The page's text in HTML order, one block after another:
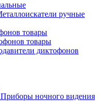
ручные
товары
товары
диктофонов
Приборы ночного видения